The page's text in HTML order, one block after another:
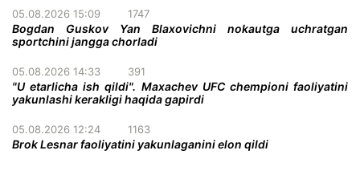
05.08.2026 15:09 1747
Bogdan Guskov Yan Blaxovichni nokautga uchratgan
sportchini jangga chorladi
05.08.2026 14:33 391
"U etarlicha ish qildi". Maxachev UFC chempioni faoliyatini
yakunlashi kerakligi haqida gapirdi
05.08.2026 12:24 1163
Brok Lesnar faoliyatini yakunlaganini elon qildi